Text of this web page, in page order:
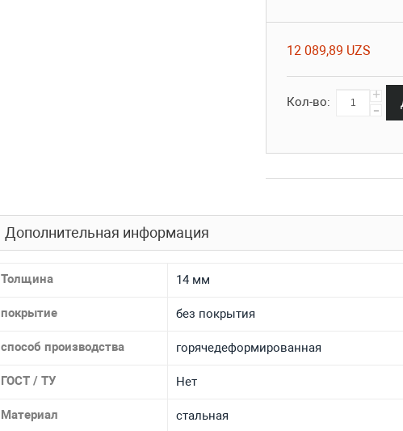
12 089,89 UZS
Кол-во: +
-
Дополнительная информация
Толщина 14 мм
покрытие без покрытия
способ производства горячедеформированная
ГОСТ / ТУ Нет
Материал стальная